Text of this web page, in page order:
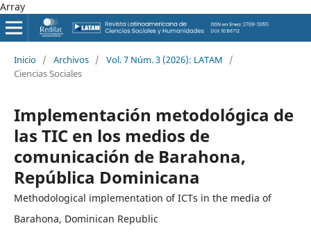
Array
Inicio / Archivos / Vol. 7 Núm. 3 (2026): LATAM
/
Ciencias Sociales
Implementación metodológica de
las TIC en los medios de
comunicación de Barahona,
República Dominicana
Methodological implementation of ICTs in the media of
Barahona, Dominican Republic